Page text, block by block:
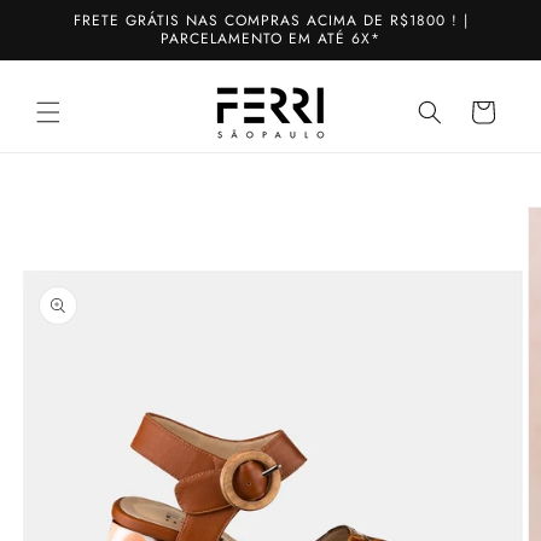
para oFRETE GRÁTIS NAS COMPRAS ACIMA DE R$1800 ! |
PARCELAMENTO EM ATÉ 6X*
Carrinho